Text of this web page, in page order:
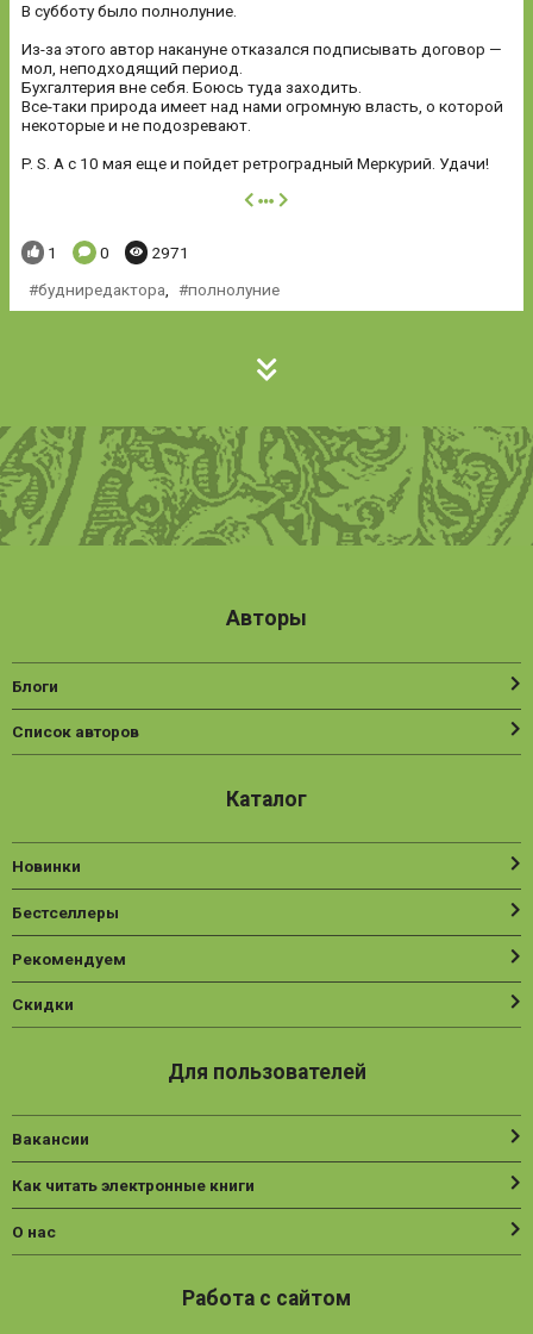
В субботу было полнолуние.
Из-за этого автор накануне отказался подписывать договор —
мол, неподходящий период.
Бухгалтерия вне себя. Боюсь туда заходить.
Все-таки природа имеет над нами огромную власть, о которой
некоторые и не подозревают.
P. S. А с 10 мая еще и пойдет ретроградный Меркурий. Удачи!
далее
Понравилось:
1 Комментариев:
0 Просмотров:
2971
будниредактора
полнолуние
Авторы
Блоги
Список авторов
Каталог
Новинки
Бестселлеры
Рекомендуем
Скидки
Для пользователей
Вакансии
Как читать электронные книги
О нас
Работа с сайтом